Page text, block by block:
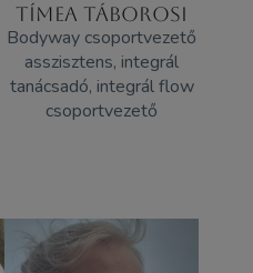
TÍMEA TÁBOROSI
Bodyway csoportvezető
asszisztens, integrál
tanácsadó, integrál flow
csoportvezető